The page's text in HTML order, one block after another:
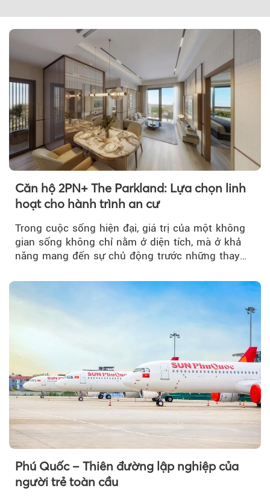
Căn hộ 2PN+ The Parkland: Lựa chọn linh
hoạt cho hành trình an cư
Trong cuộc sống hiện đại, giá trị của một không
gian sống không chỉ nằm ở diện tích, mà ở khả
năng mang đến sự chủ động trước những thay
Phú Quốc – Thiên đường lập nghiệp của
người trẻ toàn cầu